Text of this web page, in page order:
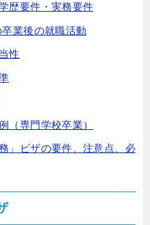
歴要件・実務要件
卒業後の就職活動
性
（専門学校卒業）
」ビザの要件、注意点、必